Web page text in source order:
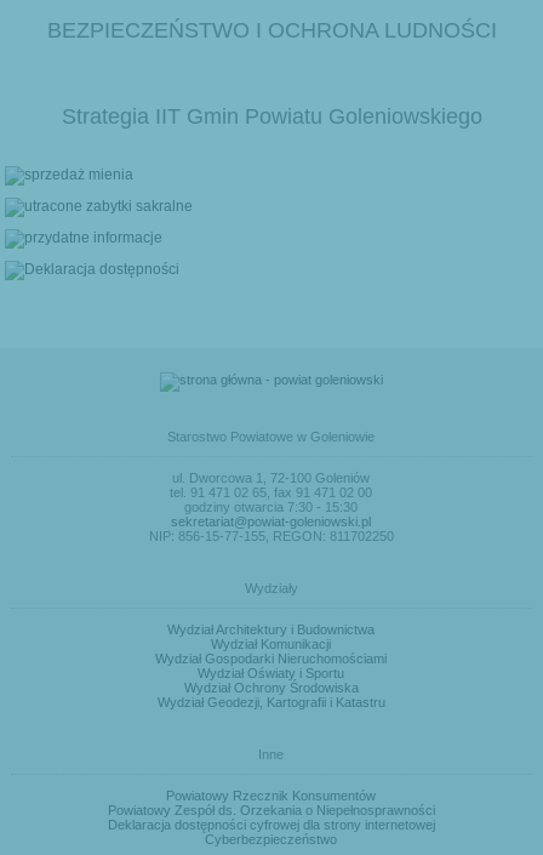
BEZPIECZEŃSTWO I OCHRONA LUDNOŚCI
Strategia IIT Gmin Powiatu Goleniowskiego
Starostwo Powiatowe w Goleniowie
ul. Dworcowa 1, 72-100 Goleniów
tel. 91 471 02 65, fax 91 471 02 00
godziny otwarcia 7:30 - 15:30
sekretariat@powiat-goleniowski.pl
NIP: 856-15-77-155, REGON: 811702250
Wydziały
Wydział Architektury i Budownictwa
Wydział Komunikacji
Wydział Gospodarki Nieruchomościami
Wydział Oświaty i Sportu
Wydział Ochrony Środowiska
Wydział Geodezji, Kartografii i Katastru
Inne
Powiatowy Rzecznik Konsumentów
Powiatowy Zespół ds. Orzekania o Niepełnosprawności
Deklaracja dostępności cyfrowej dla strony internetowej
Cyberbezpieczeństwo